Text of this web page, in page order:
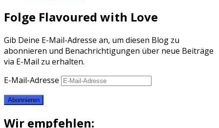
Folge Flavoured with Love
Gib Deine E-Mail-Adresse an, um diesen Blog zu
abonnieren und Benachrichtigungen über neue Beiträge
via E-Mail zu erhalten.
E-Mail-Adresse
Abonnieren
Wir empfehlen: